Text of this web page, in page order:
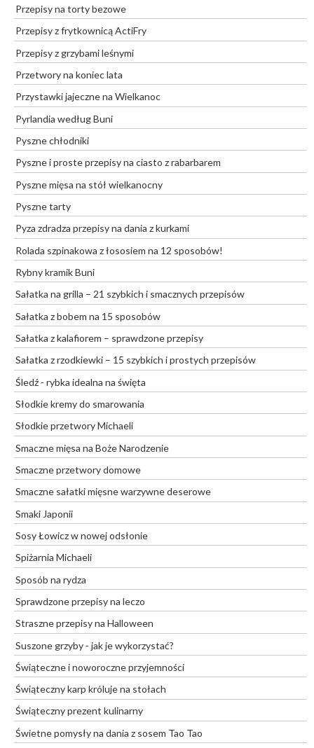
Przepisy na torty bezowe
Przepisy z frytkownicą ActiFry
Przepisy z grzybami leśnymi
Przetwory na koniec lata
Przystawki jajeczne na Wielkanoc
Pyrlandia według Buni
Pyszne chłodniki
Pyszne i proste przepisy na ciasto z rabarbarem
Pyszne mięsa na stół wielkanocny
Pyszne tarty
Pyza zdradza przepisy na dania z kurkami
Rolada szpinakowa z łososiem na 12 sposobów!
Rybny kramik Buni
Sałatka na grilla – 21 szybkich i smacznych przepisów
Sałatka z bobem na 15 sposobów
Sałatka z kalafiorem – sprawdzone przepisy
Sałatka z rzodkiewki – 15 szybkich i prostych przepisów
Śledź - rybka idealna na święta
Słodkie kremy do smarowania
Słodkie przetwory Michaeli
Smaczne mięsa na Boże Narodzenie
Smaczne przetwory domowe
Smaczne sałatki mięsne warzywne deserowe
Smaki Japonii
Sosy Łowicz w nowej odsłonie
Spiżarnia Michaeli
Sposób na rydza
Sprawdzone przepisy na leczo
Straszne przepisy na Halloween
Suszone grzyby - jak je wykorzystać?
Świąteczne i noworoczne przyjemności
Świąteczny karp króluje na stołach
Świąteczny prezent kulinarny
Świetne pomysły na dania z sosem Tao Tao